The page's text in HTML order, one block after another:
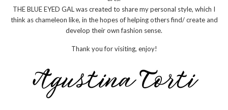
THE BLUE EYED GAL was created to share my personal style, which I
think as chameleon like, in the hopes of helping others find/ create and
develop their own fashion sense.
Thank you for visiting, enjoy!